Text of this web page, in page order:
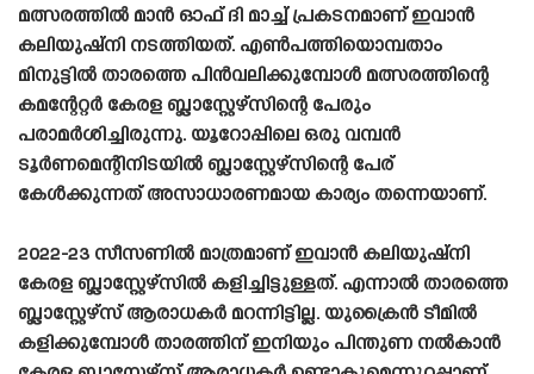
മത്സരത്തിൽ മാൻ ഓഫ് ദി മാച്ച് പ്രകടനമാണ് ഇവാൻ
കലിയുഷ്‌നി നടത്തിയത്. എൺപത്തിയൊമ്പതാം
മിനുട്ടിൽ താരത്തെ പിൻവലിക്കുമ്പോൾ മത്സരത്തിന്റെ
കമന്റേറ്റർ കേരള ബ്ലാസ്റ്റേഴ്‌സിന്റെ പേരും
പരാമർശിച്ചിരുന്നു. യൂറോപ്പിലെ ഒരു വമ്പൻ
ടൂർണമെന്റിനിടയിൽ ബ്ലാസ്റ്റേഴ്‌സിന്റെ പേര്
കേൾക്കുന്നത് അസാധാരണമായ കാര്യം തന്നെയാണ്.
2022-23 സീസണിൽ മാത്രമാണ് ഇവാൻ കലിയുഷ്‌നി
കേരള ബ്ലാസ്റ്റേഴ്‌സിൽ കളിച്ചിട്ടുള്ളത്. എന്നാൽ താരത്തെ
ബ്ലാസ്റ്റേഴ്‌സ് ആരാധകർ മറന്നിട്ടില്ല. യുക്രൈൻ ടീമിൽ
കളിക്കുമ്പോൾ താരത്തിന് ഇനിയും പിന്തുണ നൽകാൻ